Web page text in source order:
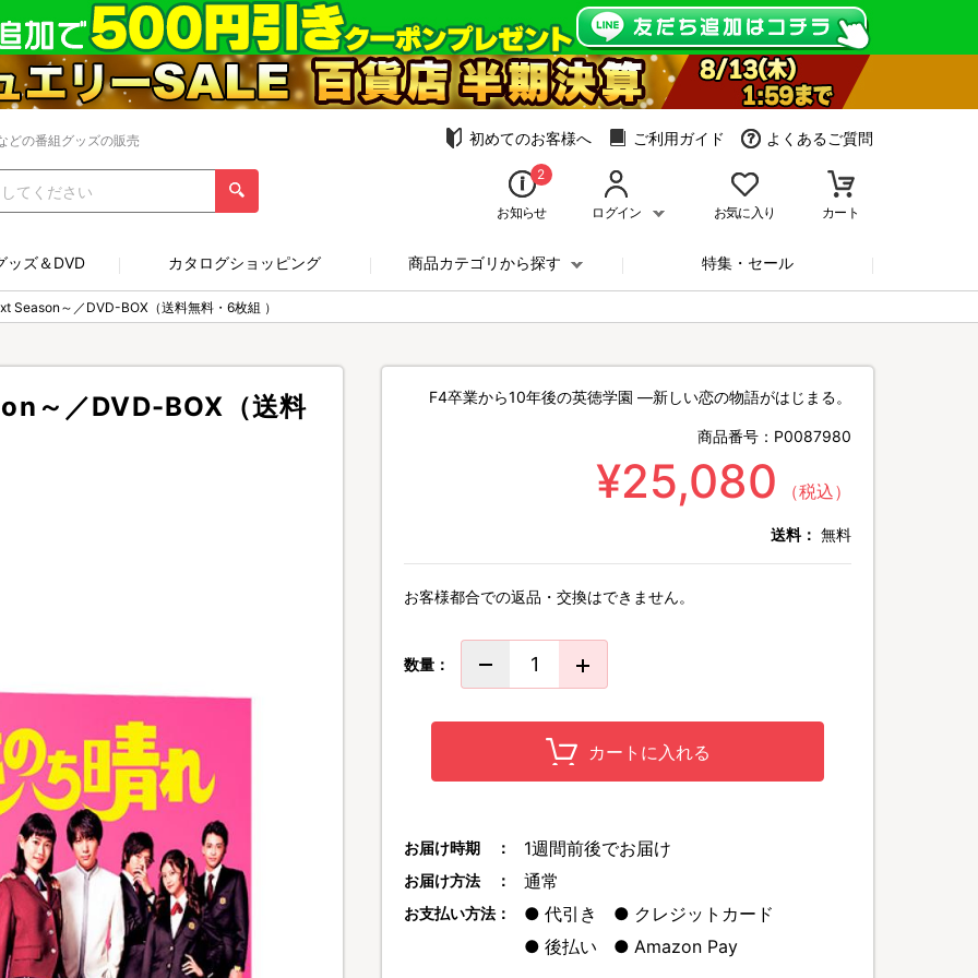
どの番組グッズの販売 初めてのお客様へ ご利用ガイド よくあるご質問
2
お知らせ ログイン お気に入り カート
ッズ＆DVD カタログショッピング 商品カテゴリから探す 特集・セール
Season～／DVD-BOX（送料無料・6枚組 ）
～／DVD-BOX（送料 F4卒業から10年後の英徳学園 ―新しい恋の物語がはじまる。
商品番号： P0087980
¥25,080 （税込）
送料： 無料
お客様都合での返品・交換はできません。
数量：
カートに入れる
お届け時期 ： 1週間前後でお届け
お届け方法 ： 通常
お支払い方法： 代引き
クレジットカード
後払い
Amazon Pay